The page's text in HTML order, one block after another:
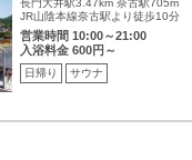
長門大井駅3.47km 奈古駅705m
JR山陰本線奈古駅より徒歩10分
営業時間 10:00～21:00
入浴料金 600円～
日帰り サウナ